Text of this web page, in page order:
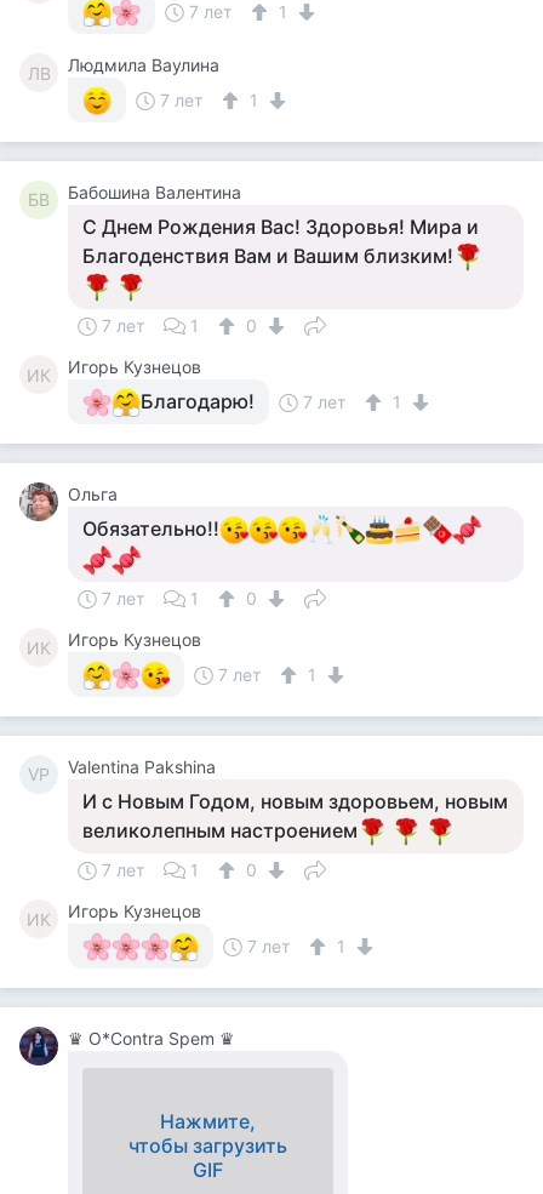
7 лет
1
ЛВ
Людмила Ваулина
7 лет
1
БВ Бабошина Валентина
С Днем Рождения Вас! Здоровья! Мира и
Благоденствия Вам и Вашим близким!
7 лет 1 0
ИК Игорь Кузнецов
Благодарю! 7 лет 1
Ольга
Обязательно!!
7 лет 1 0
ИК
Игорь Кузнецов
7 лет
1
VP Valentina Pakshina
И с Новым Годом, новым здоровьем, новым
великолепным настроением
7 лет 1 0
ИК
Игорь Кузнецов
7 лет
1
♛ О*Contra Spem ♛
Нажмите,
чтобы загрузить
GIF